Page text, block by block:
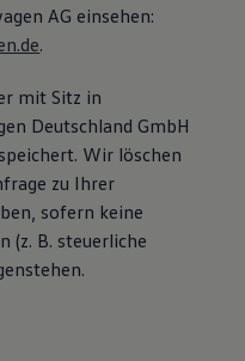
AG einsehen:
.
mit Sitz in
Deutschland GmbH
Wir löschen
zu Ihrer
sofern keine
(z. B. steuerliche